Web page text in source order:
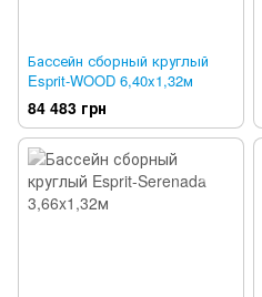
Бассейн сборный круглый
Esprit-WOOD 6,40x1,32м
84 483 грн